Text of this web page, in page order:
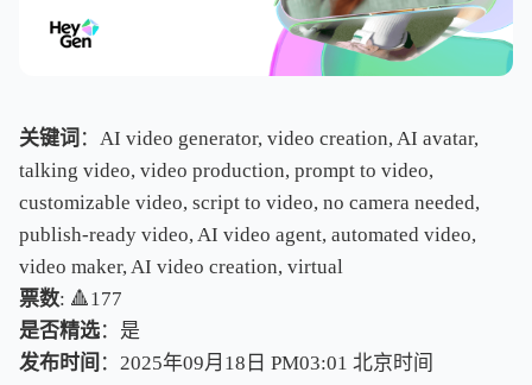
关键词 ：AI video generator, video creation, AI avatar,
talking video, video production, prompt to video,
customizable video, script to video, no camera needed,
publish-ready video, AI video agent, automated video,
video maker, AI video creation, virtual
票数: 🔺177
是否精选：是
发布时间 ：2025年09月18日 PM03:01 北京时间
北京时间